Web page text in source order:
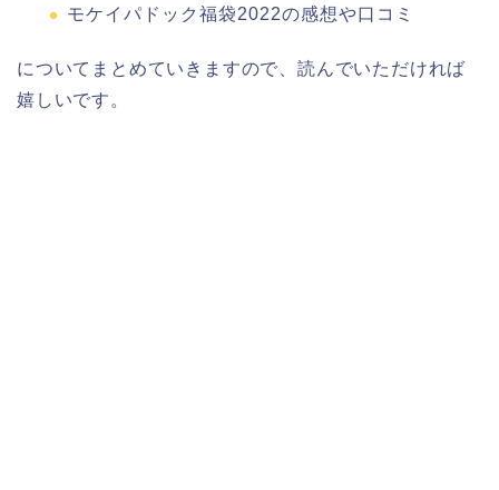
モケイパドック福袋2022の感想や口コミ
についてまとめていきますので、読んでいただければ
嬉しいです。